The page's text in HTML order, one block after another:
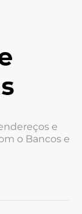
e
o Bancos e